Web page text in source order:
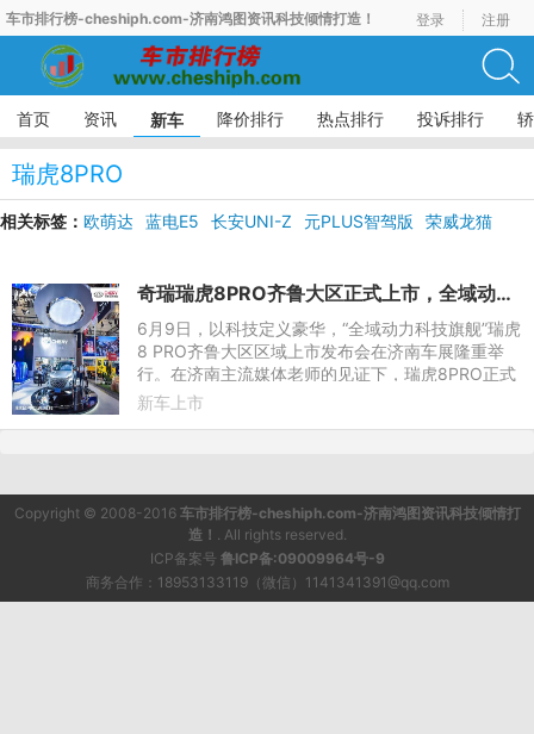
车市排行榜-cheshiph.com-济南鸿图资讯科技倾情打造！ 登录 注册
首页 资讯 新车 降价排行 热点排行 投诉排行
瑞虎8PRO
相关标签： 欧萌达 蓝电E5 长安UNI-Z 元PLUS智驾版 荣威龙猫
奇瑞瑞虎8PRO齐鲁大区正式上市，全域动力科技旗舰
6月9日，以科技定义豪华，“全域动力科技旗舰”瑞虎
8 PRO齐鲁大区区域上市发布会在济南车展隆重举
行。在济南主流媒体老师的见证下，瑞虎8PRO正式
上市，新车将以潮流的科幻文化与用户产生共鸣，传
新车上市
Copyright © 2008-2016 车市排行榜-cheshiph.com-济南鸿图资讯科技倾情打
造！ . All rights reserved.
ICP备案号 鲁ICP备:09009964号-9
商务合作：18953133119（微信）1141341391@qq.com